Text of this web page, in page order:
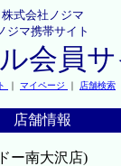
株式会社ノジマ
ジマ携帯サイト
会員サ
｜ マイページ ｜ 店舗検索
店舗情報
ー南大沢店)